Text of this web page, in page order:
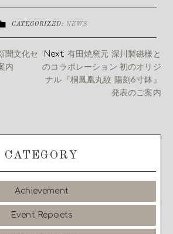
CATEGORIZED: NEWS
聞文化セ
内
Next: 有田焼窯元 深川製磁様と
のコラボレーション 初のオリジ
ナル『桐鳳凰丸紋 陽刻6寸鉢』
発表のご案内
CATEGORY
Achievement
Event Repoets